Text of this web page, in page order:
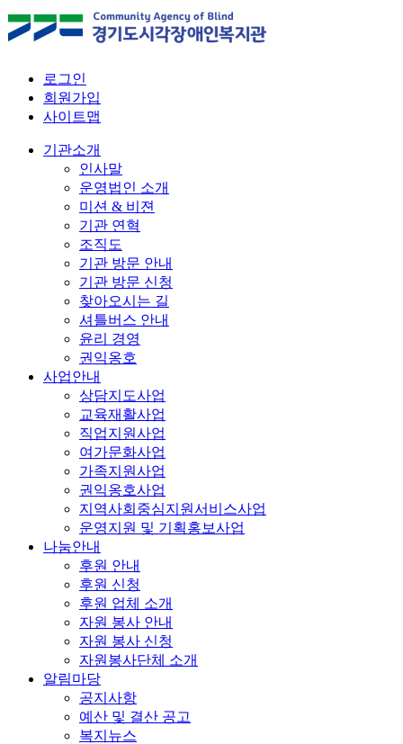
로그인
회원가입
사이트맵
기관소개
인사말
운영법인 소개
미션 & 비젼
기관 연혁
조직도
기관 방문 안내
기관 방문 신청
찾아오시는 길
셔틀버스 안내
윤리 경영
권익옹호
사업안내
상담지도사업
교육재활사업
직업지원사업
여가문화사업
가족지원사업
권익옹호사업
지역사회중심지원서비스사업
운영지원 및 기획홍보사업
나눔안내
후원 안내
후원 신청
후원 업체 소개
자원 봉사 안내
자원 봉사 신청
자원봉사단체 소개
알림마당
공지사항
예산 및 결산 공고
복지뉴스